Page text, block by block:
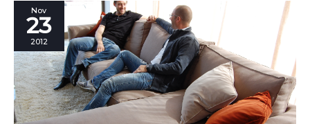
Nov
23
2012
Dallo
showroom:
Maurizio,
e
un
po’
di
relax